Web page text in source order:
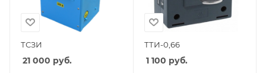
ТСЗИ
21 000 руб.
ТТИ-0,66
1 100 руб.